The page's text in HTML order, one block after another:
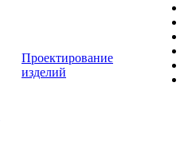
Проектирование
изделий